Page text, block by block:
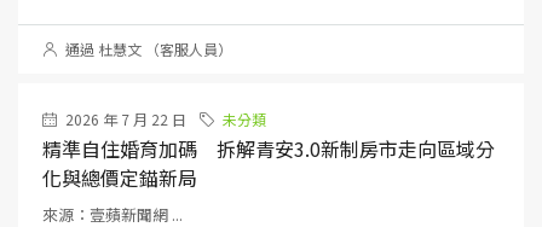
通過 杜慧文 （客服人員）
2026 年 7 月 22 日 未分類
精準自住婚育加碼 拆解青安3.0新制房市走向區域分
化與總價定錨新局
來源：壹蘋新聞網 ...